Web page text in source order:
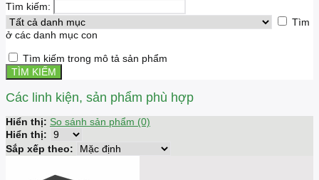
Tìm kiếm:
Tìm
ở các danh mục con
Tìm kiếm trong mô tả sản phẩm
Các linh kiện, sản phẩm phù hợp
Hiển thị: So sánh sản phẩm (0)
Hiển thị:
Sắp xếp theo: